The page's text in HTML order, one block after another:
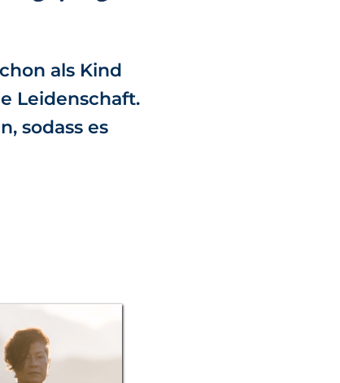
als Kind
Leidenschaft.
sodass es